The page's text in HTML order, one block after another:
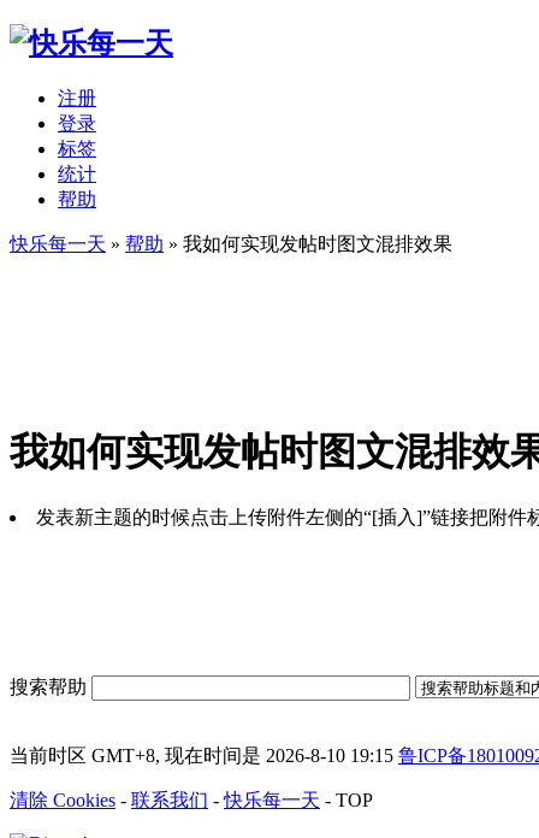
注册
登录
标签
统计
帮助
快乐每一天 » 帮助 » 我如何实现发帖时图文混排效果
我如何实现发帖时图文混排效
发表新主题的时候点击上传附件左侧的“[插入]”链接把附
搜索帮助
当前时区 GMT+8, 现在时间是 2026-8-10 19:15 鲁ICP备
清除 Cookies - 联系我们 -快乐每一天 - TOP